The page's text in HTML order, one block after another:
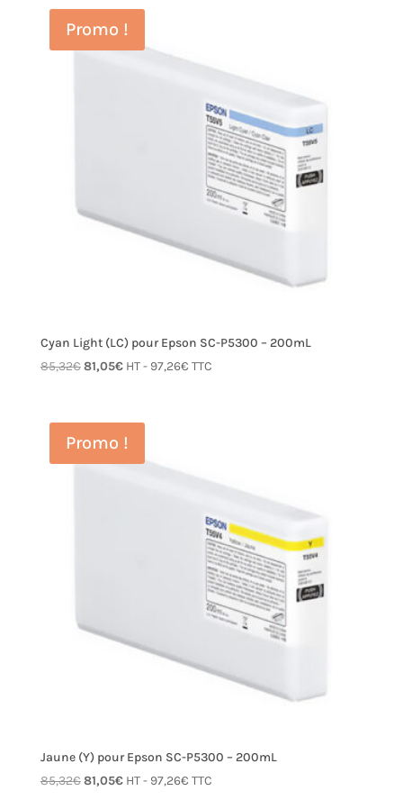
était :
85,32€.
est :
81,05€.
Promo !
Cyan Light (LC) pour Epson SC-P5300 – 200mL
85,32€Le
était :
85,32€.
81,05€Le
est :
81,05€.
HT - 97,26€ TTC
Promo !
Jaune (Y) pour Epson SC-P5300 – 200mL
85,32€Le
81,05€LeHT - 97,26€ TTC